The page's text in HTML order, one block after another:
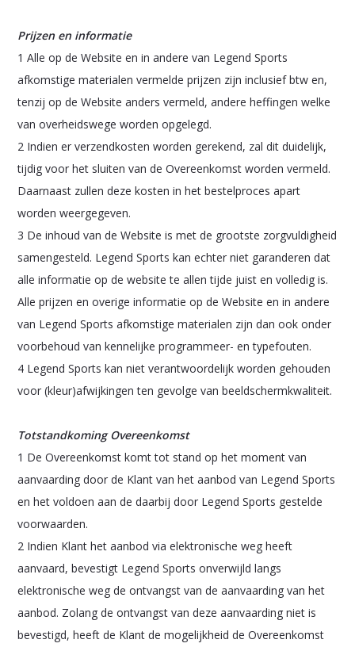
Prijzen en informatie
1 Alle op de Website en in andere van Legend Sports
afkomstige materialen vermelde prijzen zijn inclusief btw en,
tenzij op de Website anders vermeld, andere heffingen welke
van overheidswege worden opgelegd.
2 Indien er verzendkosten worden gerekend, zal dit duidelijk,
tijdig voor het sluiten van de Overeenkomst worden vermeld.
Daarnaast zullen deze kosten in het bestelproces apart
worden weergegeven.
3 De inhoud van de Website is met de grootste zorgvuldigheid
samengesteld. Legend Sports kan echter niet garanderen dat
alle informatie op de website te allen tijde juist en volledig is.
Alle prijzen en overige informatie op de Website en in andere
van Legend Sports afkomstige materialen zijn dan ook onder
voorbehoud van kennelijke programmeer- en typefouten.
4 Legend Sports kan niet verantwoordelijk worden gehouden
voor (kleur)afwijkingen ten gevolge van beeldschermkwaliteit.
Totstandkoming Overeenkomst
1 De Overeenkomst komt tot stand op het moment van
aanvaarding door de Klant van het aanbod van Legend Sports
en het voldoen aan de daarbij door Legend Sports gestelde
voorwaarden.
2 Indien Klant het aanbod via elektronische weg heeft
aanvaard, bevestigt Legend Sports onverwijld langs
elektronische weg de ontvangst van de aanvaarding van het
aanbod. Zolang de ontvangst van deze aanvaarding niet is
bevestigd, heeft de Klant de mogelijkheid de Overeenkomst